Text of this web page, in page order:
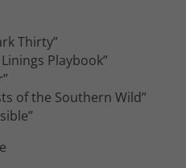
Thirty”
Playbook”
of the Southern Wild”